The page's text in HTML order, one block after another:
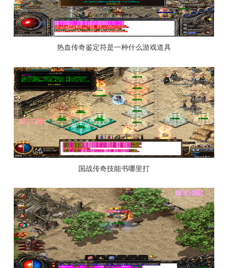
热血传奇鉴定符是一种什么游戏道具
国战传奇技能书哪里打